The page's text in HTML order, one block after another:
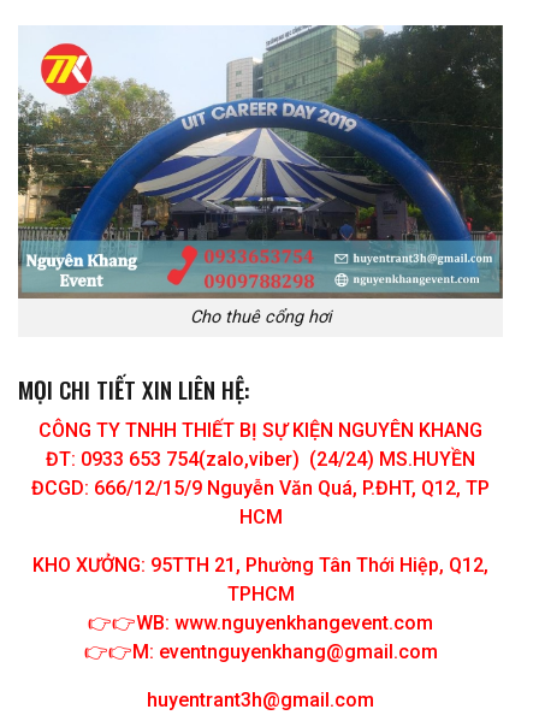
Cho thuê cổng hơi
MỌI CHI TIẾT XIN LIÊN HỆ:
CÔNG TY TNHH THIẾT BỊ SỰ KIỆN NGUYÊN KHANG
ĐT: 0933 653 754(zalo,viber) (24/24) MS.HUYỀN
ĐCGD: 666/12/15/9 Nguyễn Văn Quá, P.ĐHT, Q12, TP
HCM
KHO XƯỞNG: 95TTH 21, Phường Tân Thới Hiệp, Q12,
TPHCM
👉👉WB: www.nguyenkhangevent.com
👉👉M: eventnguyenkhang@gmail.com
huyentrant3h@gmail.com